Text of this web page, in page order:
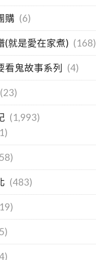
購 (6)
(就是愛在家煮) (168)
看鬼故事系列 (4)
(23)
(1,993)
(483)